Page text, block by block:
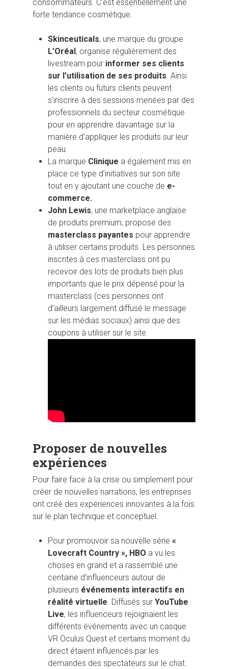
consommateurs. C’est essentiellement une
forte tendance cosmétique.
Skinceuticals, une marque du groupe
L’Oréal , organise régulièrement des
livestream pour informer ses clients
sur l’utilisation de ses produits. Ainsi
les clients ou futurs clients peuvent
s’inscrire à des sessions menées par des
professionnels du secteur cosmétique
pour en apprendre davantage sur la
manière d’appliquer les produits sur leur
peau.
La marque Clinique a également mis en
place ce type d’initiatives sur son site
tout en y ajoutant une couche de e-
commerce.
John Lewis, une marketplace anglaise
de produits premium, propose des
masterclass payantes pour apprendre
à utiliser certains produits. Les personnes
inscrites à ces masterclass ont pu
recevoir des lots de produits bien plus
importants que le prix dépensé pour la
masterclass (ces personnes ont
d’ailleurs largement diffusé le message
sur les médias sociaux) ainsi que des
coupons à utiliser sur le site.
Proposer de nouvelles
expériences
Pour faire face à la crise ou simplement pour
créer de nouvelles narrations, les entreprises
ont créé des expériences innovantes à la fois
sur le plan technique et conceptuel.
Pour promouvoir sa nouvelle série «
Lovecraft Country », HBO a vu les
choses en grand et a rassemblé une
centaine d’influenceurs autour de
plusieurs événements interactifs en
réalité virtuelle. Diffusés sur YouTube
Live, les influenceurs rejoignaient les
différents événements avec un casque
VR Oculus Quest et certains moment du
direct étaient influencés par les
demandes des spectateurs sur le chat.